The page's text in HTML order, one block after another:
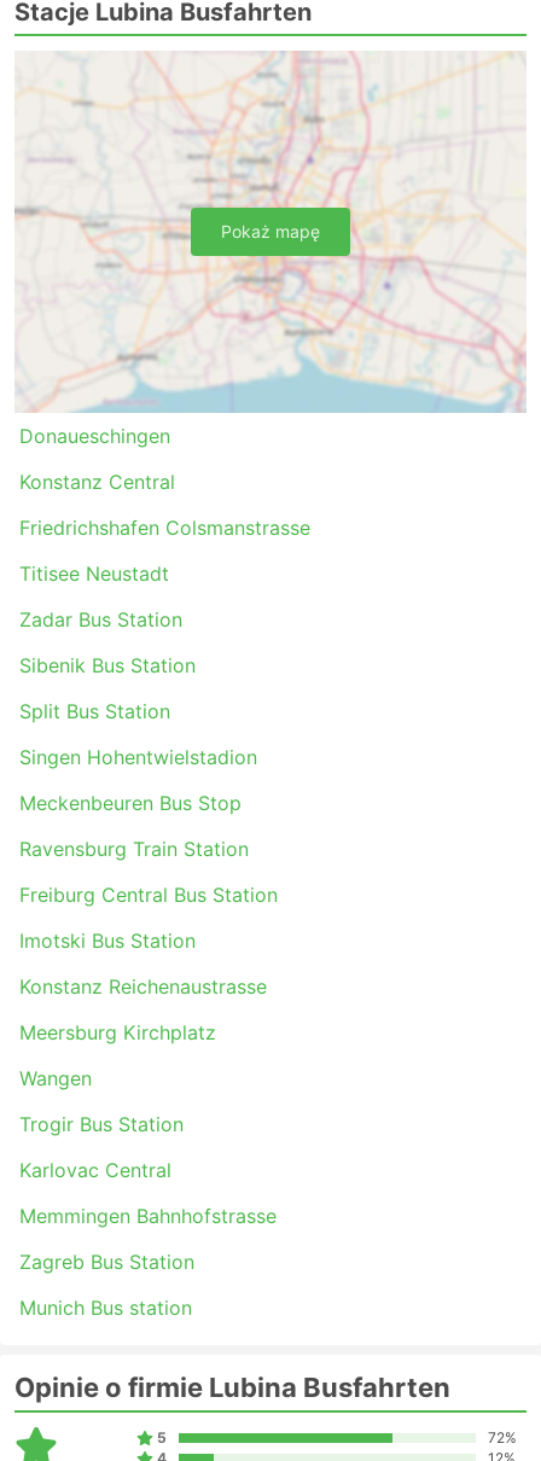
Stacje Lubina Busfahrten
Donaueschingen
Konstanz Central
Friedrichshafen Colsmanstrasse
Titisee Neustadt
Zadar Bus Station
Sibenik Bus Station
Split Bus Station
Singen Hohentwielstadion
Meckenbeuren Bus Stop
Ravensburg Train Station
Freiburg Central Bus Station
Imotski Bus Station
Konstanz Reichenaustrasse
Meersburg Kirchplatz
Wangen
Trogir Bus Station
Karlovac Central
Memmingen Bahnhofstrasse
Zagreb Bus Station
Munich Bus station
Pokaż mapę
Opinie o firmie Lubina Busfahrten
5
72%